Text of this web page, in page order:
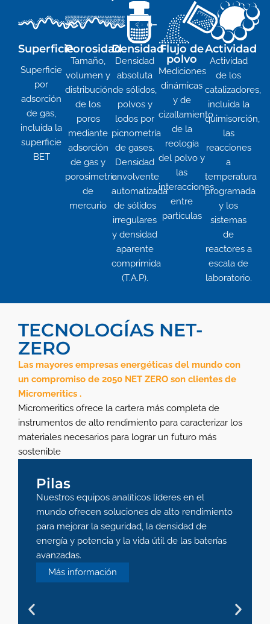
Superficie
Superficie
por
adsorción
de gas,
incluida la
superficie
BET
Porosidad
Tamaño,
volumen y
distribución
de los
poros
mediante
adsorción
de gas y
porosimetría
de
mercurio
Densidad
Densidad
absoluta
de sólidos,
polvos y
lodos por
picnometría
de gases.
Densidad
envolvente
automatizada
de sólidos
irregulares
y densidad
aparente
comprimida
(T.A.P).
Flujo de
polvo
Mediciones
dinámicas
y de
cizallamiento
de la
reología
del polvo y
las
interacciones
entre
partículas
Actividad
Actividad
de los
catalizadores,
incluida la
quimisorción,
las
reacciones
a
temperatura
programada
y los
sistemas
de
reactores a
escala de
laboratorio.
TECNOLOGÍAS NET-
ZERO
Las mayores empresas energéticas del mundo con
un compromiso de 2050 NET ZERO son clientes de
Micromeritics .
Micromeritics ofrece la cartera más completa de
instrumentos de alto rendimiento para caracterizar los
materiales necesarios para lograr un futuro más
sostenible
Pilas
Nuestros equipos analíticos líderes en el
mundo ofrecen soluciones de alto rendimiento
para mejorar la seguridad, la densidad de
energía y potencia y la vida útil de las baterías
avanzadas.
Más información